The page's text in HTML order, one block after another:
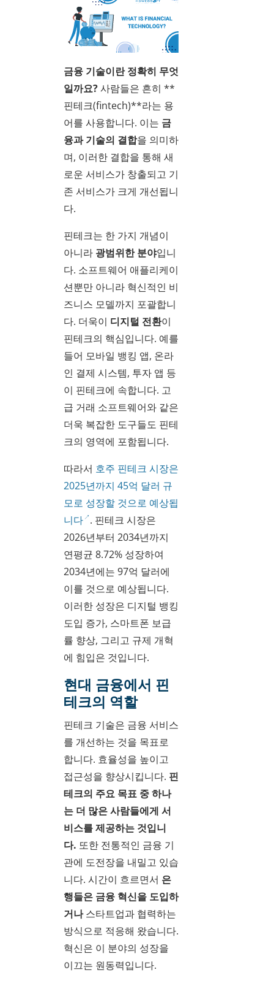
금융 기술이란 정확히 무엇
일까요?사람들은 흔히 **
핀테크(fintech)**라는 용
어를 사용합니다. 이는 금
융과 기술의 결합을 의미하
며, 이러한 결합을 통해 새
로운 서비스가 창출되고 기
존 서비스가 크게 개선됩니
다.
핀테크는 한 가지 개념이
아니라 광범위한 분야입니
다. 소프트웨어 애플리케이
션뿐만 아니라 혁신적인 비
즈니스 모델까지 포괄합니
다. 더욱이 디지털 전환이
핀테크의 핵심입니다. 예를
들어 모바일 뱅킹 앱, 온라
인 결제 시스템, 투자 앱 등
이 핀테크에 속합니다. 고
급 거래 소프트웨어와 같은
더욱 복잡한 도구들도 핀테
크의 영역에 포함됩니다.
따라서 호주 핀테크 시장은
2025년까지 45억 달러 규
모로 성장할 것으로 예상됩
니다 . 핀테크 시장은
2026년부터 2034년까지
연평균 8.72% 성장하여
2034년에는 97억 달러에
이를 것으로 예상됩니다.
이러한 성장은 디지털 뱅킹
도입 증가, 스마트폰 보급
률 향상, 그리고 규제 개혁
에 힘입은 것입니다.
현대 금융에서 핀
테크의 역할
핀테크 기술은 금융 서비스
를 개선하는 것을 목표로
합니다. 효율성을 높이고
접근성을 향상시킵니다. 핀
테크의 주요 목표 중 하나
는 더 많은 사람들에게 서
비스를 제공하는 것입니
다. 또한 전통적인 금융 기
관에 도전장을 내밀고 있습
니다. 시간이 흐르면서 은
행들은 금융 혁신을 도입하
거나스타트업과 협력하는
방식으로 적응해 왔습니다.
혁신은 이 분야의 성장을
이끄는 원동력입니다.